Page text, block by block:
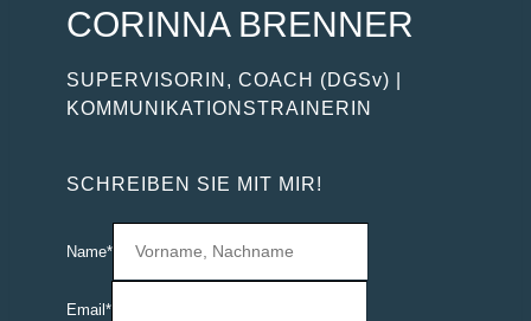
CORINNA BRENNER
SUPERVISORIN, COACH (DGSv)
KOMMUNIKATIONSTRAINERIN
SCHREIBEN SIE MIT MIR!
Name*
Email *